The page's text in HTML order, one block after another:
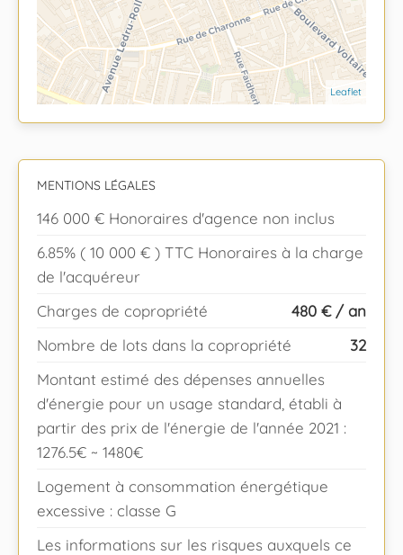
Leaflet
MENTIONS LÉGALES
146 000 € Honoraires d'agence non inclus
6.85% ( 10 000 € ) TTC Honoraires à la charge
de l'acquéreur
Charges de copropriété
480 € / an
Nombre de lots dans la copropriété
32
Montant estimé des dépenses annuelles
d'énergie pour un usage standard, établi à
partir des prix de l'énergie de l'année 2021 :
1276.5€ ~ 1480€
Logement à consommation énergétique
excessive : classe G
Les informations sur les risques auxquels ce